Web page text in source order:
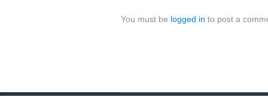
You must be logged in to post a